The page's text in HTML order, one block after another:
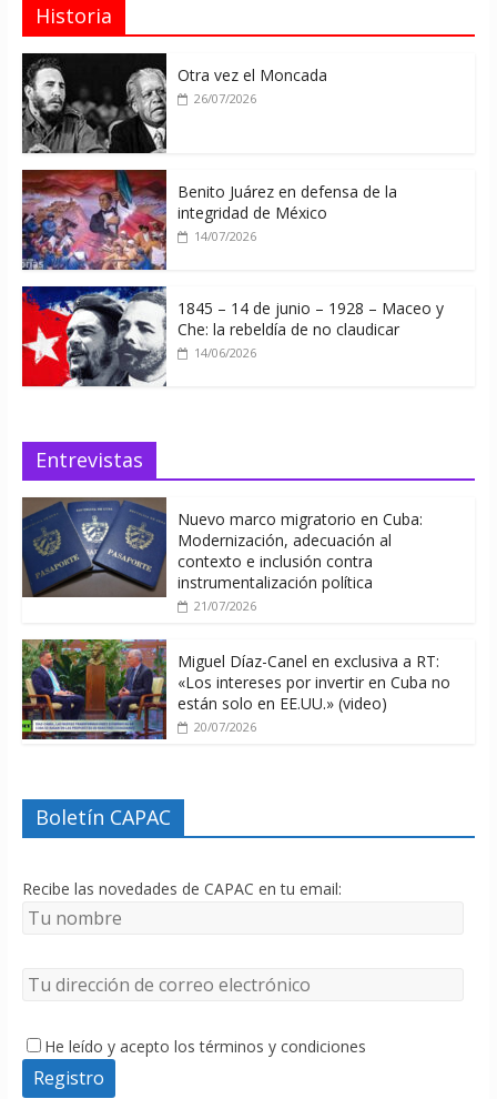
Historia
Otra vez el Moncada
26/07/2026
Benito Juárez en defensa de la
integridad de México
14/07/2026
1845 – 14 de junio – 1928 – Maceo y
Che: la rebeldía de no claudicar
14/06/2026
Entrevistas
Nuevo marco migratorio en Cuba:
Modernización, adecuación al
contexto e inclusión contra
instrumentalización política
21/07/2026
Miguel Díaz-Canel en exclusiva a RT:
«Los intereses por invertir en Cuba no
están solo en EE.UU.» (video)
20/07/2026
Boletín CAPAC
Recibe las novedades de CAPAC en tu email:
He leído y acepto los términos y condiciones